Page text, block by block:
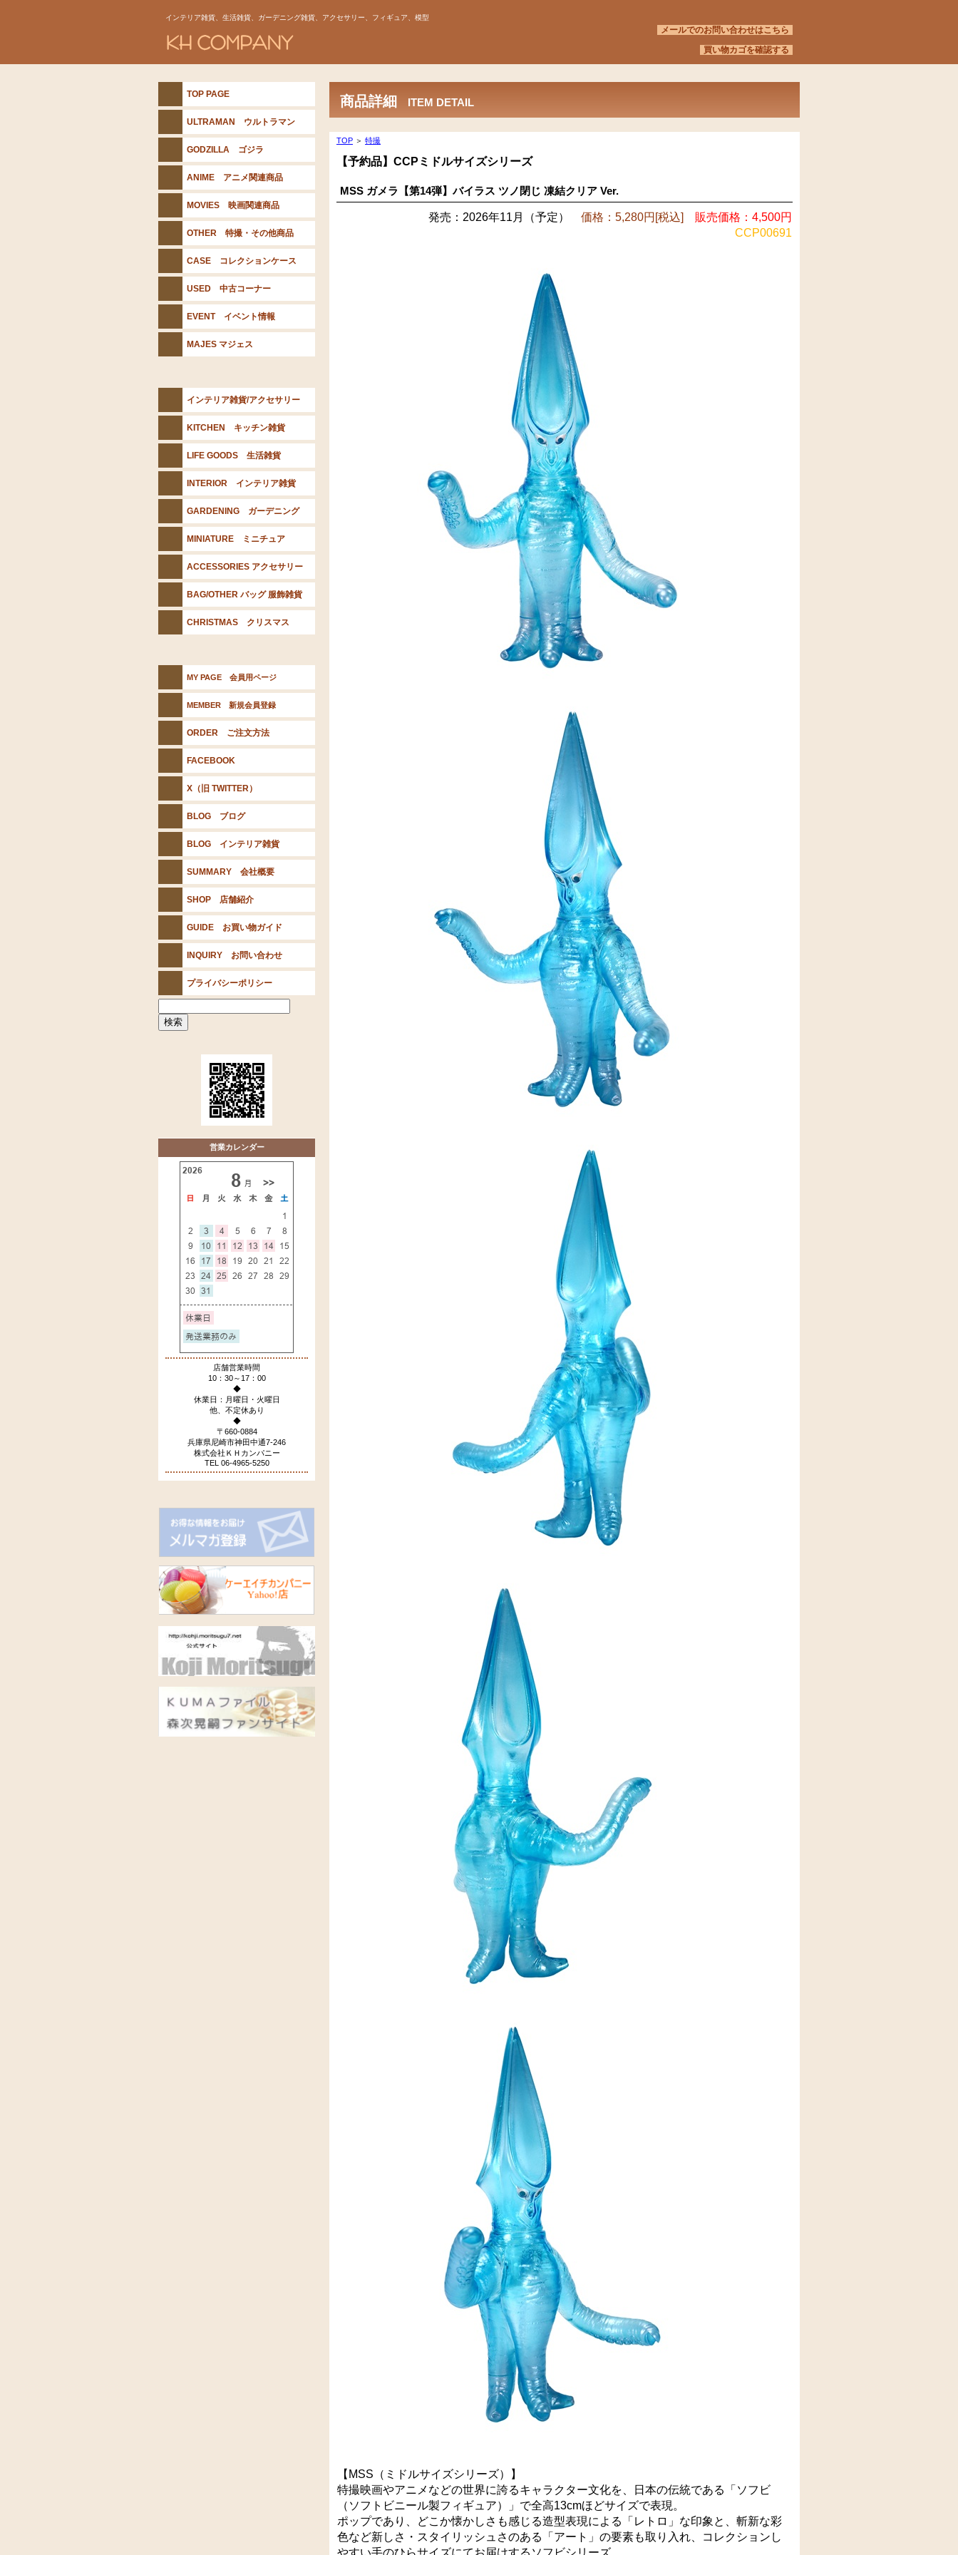
インテリア雑貨、生活雑貨、ガーデニング雑貨、アクセサリー、フィギュア、模型
メールでのお問い合わせはこちら
買い物カゴを確認する
商品詳細 ITEM DETAIL
TOP ＞ 特撮
【予約品】CCPミドルサイズシリーズ
MSS ガメラ【第14弾】バイラス ツノ閉じ 凍結クリア Ver.
発売：2026年11月（予定） 価格：5,280円[税込] 販売価格：4,500円
CCP00691
【MSS（ミドルサイズシリーズ）】
特撮映画やアニメなどの世界に誇るキャラクター文化を、日本の伝統である「ソフビ
（ソフトビニール製フィギュア）」で全高13cmほどサイズで表現。
ポップであり、どこか懐かしさも感じる造型表現による「レトロ」な印象と、斬新な彩
色など新しさ・スタイリッシュさのある「アート」の要素も取り入れ、コレクションし
やすい手のひらサイズにてお届けするソフビシリーズ。
TOP PAGE
ULTRAMAN ウルトラマン
GODZILLA ゴジラ
ANIME アニメ関連商品
MOVIES 映画関連商品
OTHER 特撮・その他商品
CASE コレクションケース
USED 中古コーナー
EVENT イベント情報
MAJES マジェス
インテリア雑貨/アクセサリー
KITCHEN キッチン雑貨
LIFE GOODS 生活雑貨
INTERIOR インテリア雑貨
GARDENING ガーデニング
MINIATURE ミニチュア
ACCESSORIES アクセサリー
BAG/OTHER バッグ 服飾雑貨
CHRISTMAS クリスマス
MY PAGE 会員用ページ
MEMBER 新規会員登録
ORDER ご注文方法
FACEBOOK
X（旧 TWITTER）
BLOG ブログ
BLOG インテリア雑貨
SUMMARY 会社概要
SHOP 店舗紹介
GUIDE お買い物ガイド
INQUIRY お問い合わせ
プライバシーポリシー
営業カレンダー
店舗営業時間
10：30～17：00
◆
休業日：月曜日・火曜日
他、不定休あり
◆
〒660-0884
兵庫県尼崎市神田中通7-246
株式会社ＫＨカンパニー
TEL 06-4965-5250